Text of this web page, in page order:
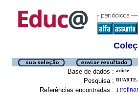
Base de dados : article
Pesquisa :
Referências encontradas : 1 [refinar